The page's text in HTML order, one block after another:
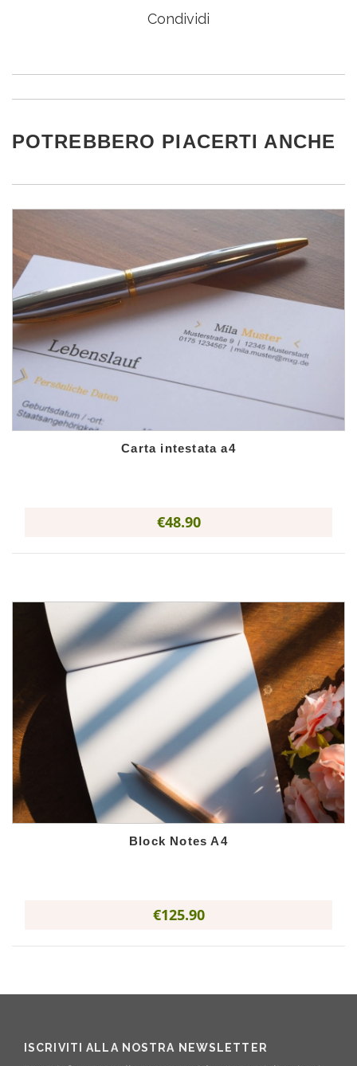
Condividi
POTREBBERO PIACERTI ANCHE
Carta intestata a4
€48.90
Block Notes A4
€125.90
ISCRIVITI ALLA NOSTRA NEWSLETTER